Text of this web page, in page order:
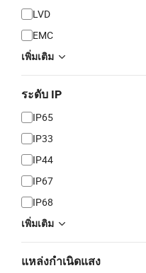
LVD
EMC
เพิ่มเติม
ระดับ IP
IP65
IP33
IP44
IP67
IP68
เพิ่มเติม
แหล่งกำเนิดแสง